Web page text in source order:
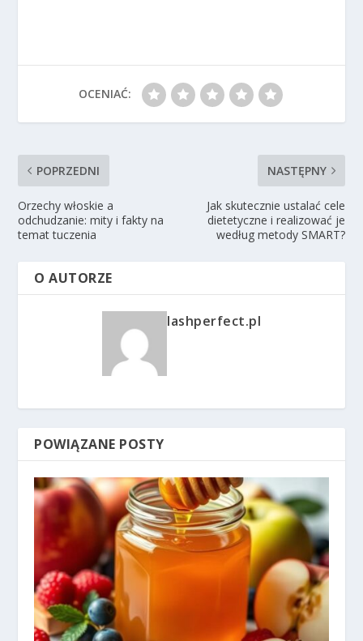
OCENIAĆ:
POPRZEDNI
Orzechy włoskie a
odchudzanie: mity i fakty na
temat tuczenia
NASTĘPNY
Jak skutecznie ustalać cele
dietetyczne i realizować je
według metody SMART?
O AUTORZE
lashperfect.pl
POWIĄZANE POSTY